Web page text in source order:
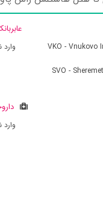
VKO - Vnukovo
SVO -